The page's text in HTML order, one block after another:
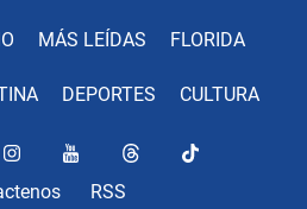
MÁS LEÍDAS FLORIDA
DEPORTES CULTURA
RSS